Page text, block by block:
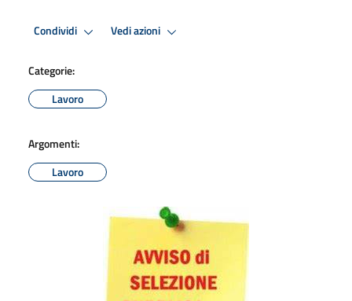
Condividi Vedi azioni
Categorie:
Lavoro
Argomenti:
Lavoro